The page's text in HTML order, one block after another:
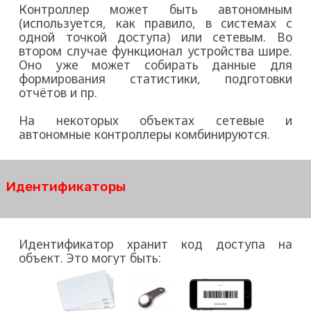
Контроллер может быть автономным
(используется, как правило, в системах с
одной точкой доступа) или сетевым. Во
втором случае функционал устройства шире.
Оно уже может собирать данные для
формирования статистики, подготовки
отчётов и пр.
На некоторых объектах сетевые и
автономные контроллеры комбинируются.
Идентификаторы
Идентификатор хранит код доступа на
объект. Это могут быть: